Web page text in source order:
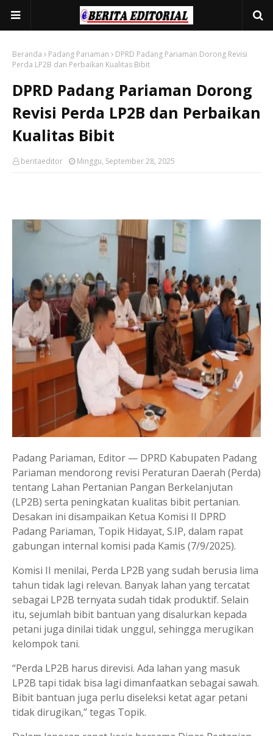
Beranda Padang Pariaman
DPRD Padang Pariaman Dorong Revisi
Perda LP2B dan Perbaikan Kualitas Bibit
DPRD Padang Pariaman Dorong
Revisi Perda LP2B dan Perbaikan
Kualitas Bibit
beritaeditor Minggu, September 28, 2025
Padang Pariaman, Editor — DPRD Kabupaten Padang
Pariaman mendorong revisi Peraturan Daerah (Perda)
tentang Lahan Pertanian Pangan Berkelanjutan
(LP2B) serta peningkatan kualitas bibit pertanian.
Desakan ini disampaikan Ketua Komisi II DPRD
Padang Pariaman, Topik Hidayat, S.IP, dalam rapat
gabungan internal komisi pada Kamis (7/9/2025).
Komisi II menilai, Perda LP2B yang sudah berusia lima
tahun tidak lagi relevan. Banyak lahan yang tercatat
sebagai LP2B ternyata sudah tidak produktif. Selain
itu, sejumlah bibit bantuan yang disalurkan kepada
petani juga dinilai tidak unggul, sehingga merugikan
kelompok tani.
“Perda LP2B harus direvisi. Ada lahan yang masuk
LP2B tapi tidak bisa lagi dimanfaatkan sebagai sawah.
Bibit bantuan juga perlu diseleksi ketat agar petani
tidak dirugikan,” tegas Topik.